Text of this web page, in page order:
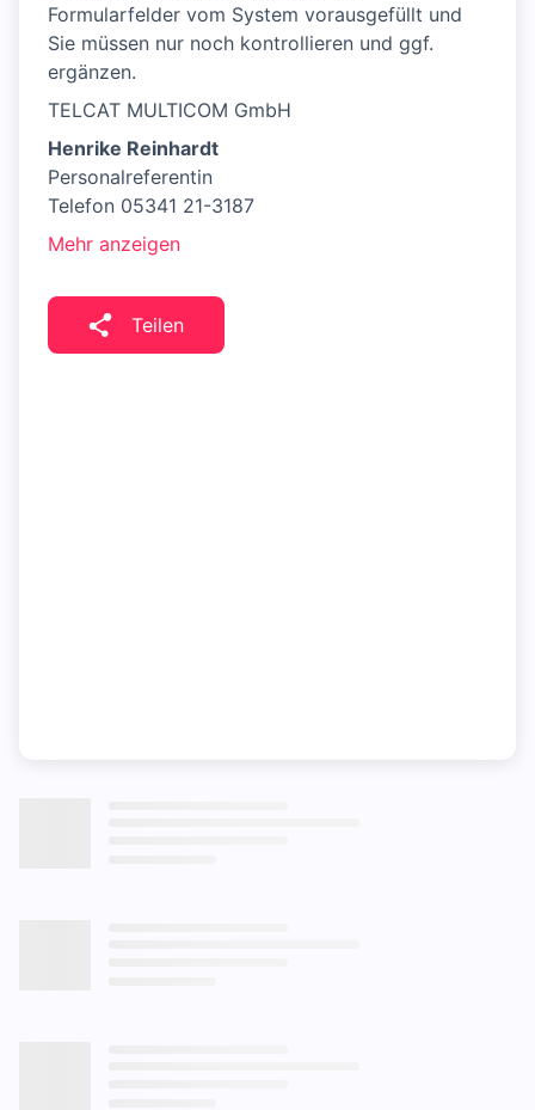
Formularfelder vom System vorausgefüllt und
Sie müssen nur noch kontrollieren und ggf.
ergänzen.
TELCAT MULTICOM GmbH
Henrike Reinhardt
Personalreferentin
Telefon 05341 21-3187
Mehr anzeigen
Teilen